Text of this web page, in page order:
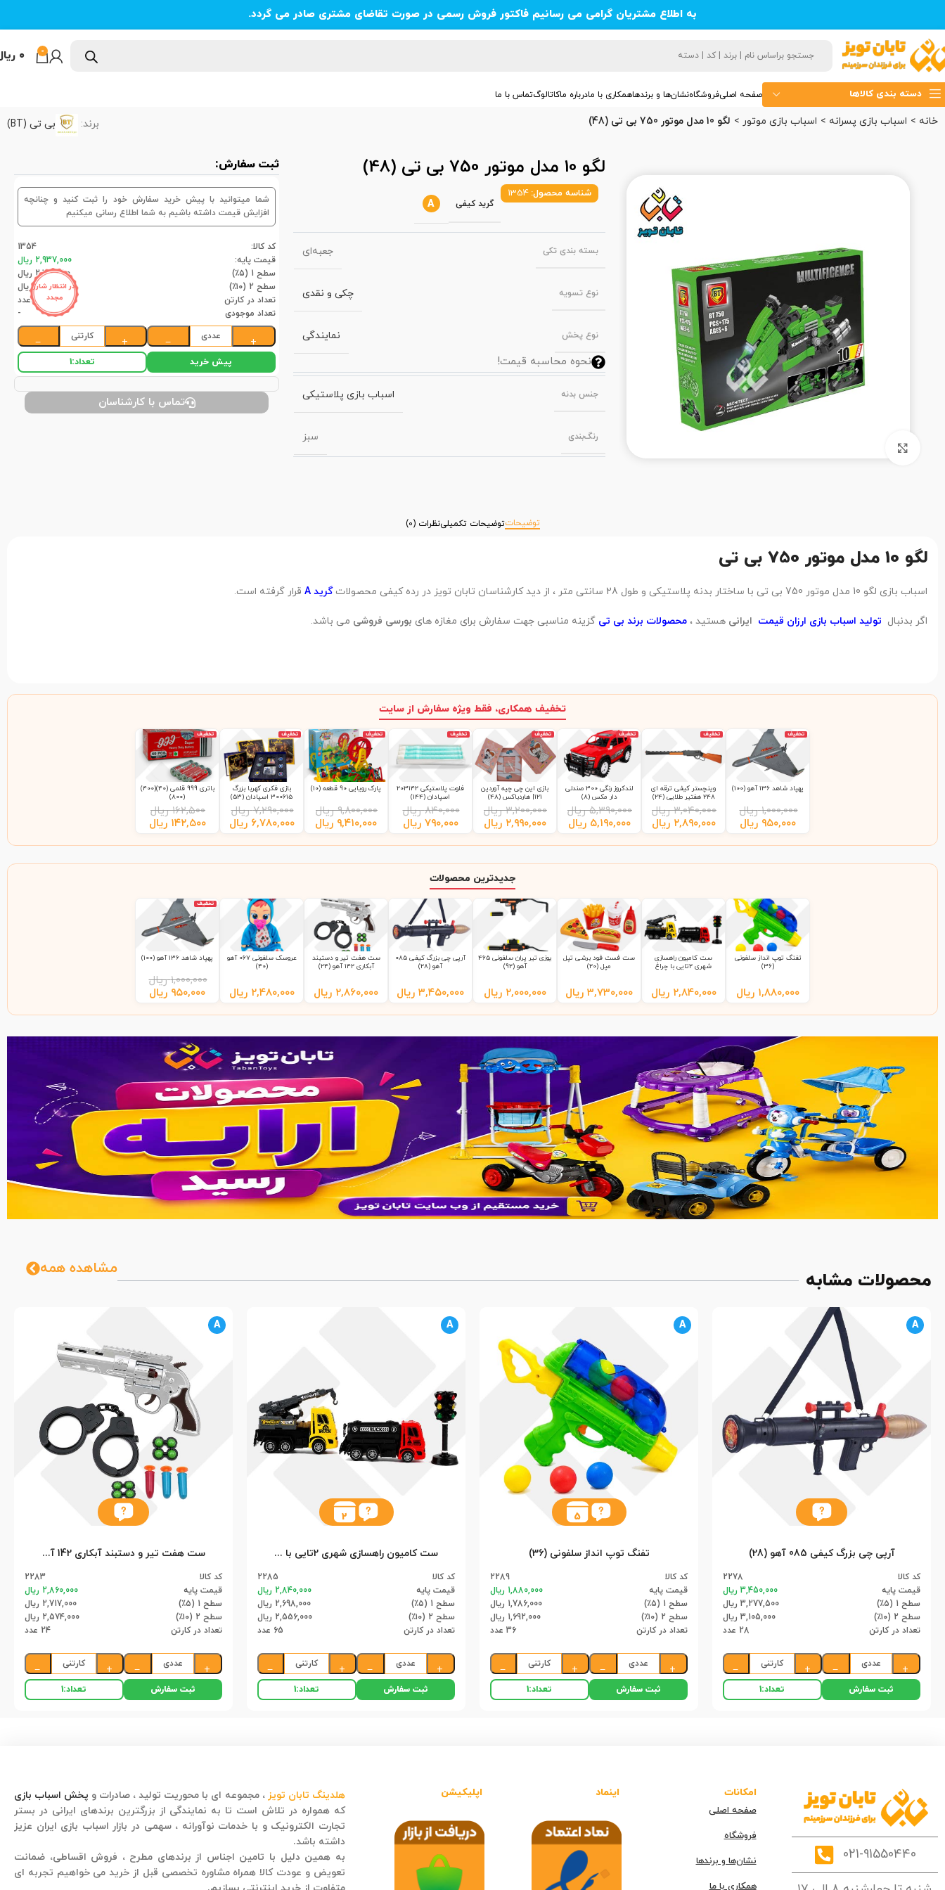
به اطلاع مشتریان گرامی می رسانیم فاکتور فروش رسمی در صورت تقاضای مشتری صادر می گردد.
0 ۰
دسته بندی کالاها صفحه اصلیفروشگاهنشان‌ها و برندهاهمکاری با مادرباره ماکاتالوگتماس با ما
خانه اسباب بازی پسرانه اسباب بازی موتور لگو 10 مدل موتور 750 بی تی (48) برند: بی تی (BT)
لگو 10 مدل موتور 750 بی تی (48)
شناسه محصول: 1354
گرید کیفی A
بسته‌ بندی تکی جعبه‌ای
نوع تسویه چکی و نقدی
نوع پخش نمایندگی
نحوه محاسبه قیمت!
جنس بدنه اسباب بازی پلاستیکی
رنگ‌بندی سبز
ثبت سفارش:
شما میتوانید با پیش خرید سفارش خود را ثبت کنید و چنانچه
افزایش قیمت داشته باشیم به شما اطلاع رسانی میکنیم
در انتظار شارژ
مجدد
کد کالا:
1354
قیمت پایه:
2,937,000 ریال
سطح 1 (۵٪)
2,790,150 ریال
سطح 2 (۱۰٪)
2,643,300 ریال
تعداد در کارتن
48عدد
تعداد موجودی
-
+
عددی
−
+
کارتنی
−
پیش خرید تعداد:1
تماس با کارشناسان
توضیحاتتوضیحات تکمیلینظرات (0)
لگو 10 مدل موتور 750 بی تی
اسباب بازی لگو 10 مدل موتور 750 بی تی با ساختار بدنه پلاستیکی و طول 28 سانتی متر ، از دید کارشناسان تابان تویز در رده کیفی محصولات گرید A قرار گرفته است.
اگر بدنبال تولید اسباب بازی ارزان قیمت ایرانی هستید ، محصولات برند بی تی گزینه مناسبی جهت سفارش برای مغازه های بورسی فروشی می باشد.
تخفیف همکاری، فقط ویژه سفارش از سایت
تخفیف
پهپاد شاهد 136 آهو (100)
۱,۰۰۰,۰۰۰ ریال
۹۵۰,۰۰۰ ریال
تخفیف
وینچستر کیفی ترقه ای
248 هفتیر طلایی (24)
۳,۰۴۰,۰۰۰ ریال
۲,۸۹۰,۰۰۰ ریال
تخفیف
لندکروز رنگی 300 صندلی
دار مکس (8)
۵,۳۹۰,۰۰۰ ریال
۵,۱۹۰,۰۰۰ ریال
تخفیف
بازی این چی چیه آوردین
121| هاردباکس (48)
۳,۲۰۰,۰۰۰ ریال
۲,۹۹۰,۰۰۰ ریال
تخفیف
فلوت پلاستیکی 203142
اسپادان (144)
۸۴۰,۰۰۰ ریال
۷۹۰,۰۰۰ ریال
تخفیف
پارک رویایی 90 قطعه (10)
۹,۸۰۰,۰۰۰ ریال
۹,۴۱۰,۰۰۰ ریال
تخفیف
بازی فکری کهربا بزرگ
300615 اسپادان (53)
۷,۲۹۰,۰۰۰ ریال
۶,۷۸۰,۰۰۰ ریال
تخفیف
باتری 999 قلمی (40)(400)
(800)
۱۶۲,۵۰۰ ریال
۱۴۲,۵۰۰ ریال
جدیدترین محصولات
تفنگ توپ انداز سلفونی
(36)
۱,۸۸۰,۰۰۰ ریال
ست کامیون راهسازی
شهری 2تایی با چراغ
۲,۸۴۰,۰۰۰ ریال
ست فست فود برشی تپل
مپل (20)
۳,۷۳۰,۰۰۰ ریال
یوزی تیر پران سلفونی 465
آهو (92)
۲,۰۰۰,۰۰۰ ریال
آرپی چی بزرگ کیفی 085
آهو (28)
۳,۴۵۰,۰۰۰ ریال
ست هفت تیر و دستبند
آبکاری 142 آهو (24)
۲,۸۶۰,۰۰۰ ریال
عروسک سلفونی 067 آهو
(40)
۲,۴۸۰,۰۰۰ ریال
تخفیف
پهپاد شاهد 136 آهو (100)
۱,۰۰۰,۰۰۰ ریال
۹۵۰,۰۰۰ ریال
محصولات مشابه مشاهده همه
A
آرپی چی بزرگ کیفی 085 آهو (28)
کد کالا
2278
قیمت پایه
3,450,000 ریال
سطح 1 (۵٪)
3,277,500 ریال
سطح 2 (۱۰٪)
3,105,000 ریال
تعداد در کارتن
28 عدد
+
عددی
−
+
کارتنی
−
ثبت سفارش تعداد:1
A
5
تفنگ توپ انداز سلفونی (36)
کد کالا
2289
قیمت پایه
1,880,000 ریال
سطح 1 (۵٪)
1,786,000 ریال
سطح 2 (۱۰٪)
1,692,000 ریال
تعداد در کارتن
36 عدد
+
عددی
−
+
کارتنی
−
ثبت سفارش تعداد:1
A
2
ست کامیون راهسازی شهری 2تایی با چراغ راهنمایی 9865 سلفونی (65)
کد کالا
2285
قیمت پایه
2,840,000 ریال
سطح 1 (۵٪)
2,698,000 ریال
سطح 2 (۱۰٪)
2,556,000 ریال
تعداد در کارتن
65 عدد
+
عددی
−
+
کارتنی
−
ثبت سفارش تعداد:1
A
ست هفت تیر و دستبند آبکاری 142 آهو (24)
کد کالا
2283
قیمت پایه
2,860,000 ریال
سطح 1 (۵٪)
2,717,000 ریال
سطح 2 (۱۰٪)
2,574,000 ریال
تعداد در کارتن
24 عدد
+
عددی
−
+
کارتنی
−
ثبت سفارش تعداد:1
021-91550440
امکانات
صفحه اصلی
فروشگاه
نشان‌ها و برندها
همکاری با ما
اینماد اپلیکیشن هلدینگ تابان تویز ، مجموعه ای با محوریت تولید ، صادرات و پخش اسباب بازی
که همواره در تلاش است تا به نمایندگی از بزرگترین برندهای ایرانی در بستر
تجارت الکترونیک و با خدمات نوآورانه ، سهمی در بازار اسباب بازی ایران عزیز
داشته باشد.
به همین دلیل با تامین اجناس از برندهای مطرح ، فروش اقساطی، ضمانت
تعویض و عودت کالا همراه مشاوره تخصصی قبل از خرید می خواهیم تجربه ای